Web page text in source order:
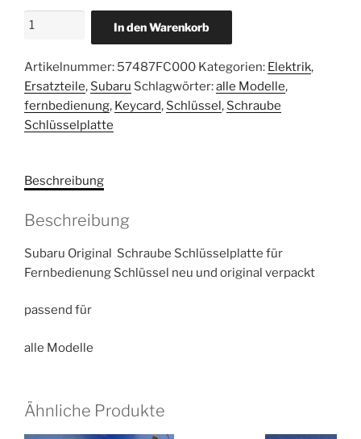
Subaru
Schraube
Schlüsselplatte
57487FC000
Menge
In den Warenkorb
Artikelnummer: 57487FC000 Kategorien: Elektrik,
Ersatzteile, Subaru Schlagwörter:alle Modelle,
fernbedienung, Keycard, Schlüssel, Schraube
Schlüsselplatte
Beschreibung
Beschreibung
Subaru Original Schraube Schlüsselplatte für
Fernbedienung Schlüssel neu und original verpackt
passend für
alle Modelle
Ähnliche Produkte